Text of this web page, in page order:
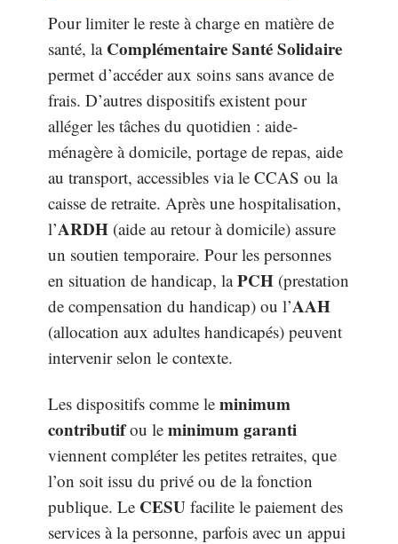
Pour limiter le reste à charge en matière de
santé, la Complémentaire Santé Solidaire
permet d’accéder aux soins sans avance de
frais. D’autres dispositifs existent pour
alléger les tâches du quotidien : aide-
ménagère à domicile, portage de repas, aide
au transport, accessibles via le CCAS ou la
caisse de retraite. Après une hospitalisation,
l’ARDH (aide au retour à domicile) assure
un soutien temporaire. Pour les personnes
en situation de handicap, laPCH (prestation
de compensation du handicap) ou l’AAH
(allocation aux adultes handicapés) peuvent
intervenir selon le contexte.
Les dispositifs comme le minimum
contributifou le minimum garanti
viennent compléter les petites retraites, que
l’on soit issu du privé ou de la fonction
publique. Le CESU facilite le paiement des
services à la personne, parfois avec un appui